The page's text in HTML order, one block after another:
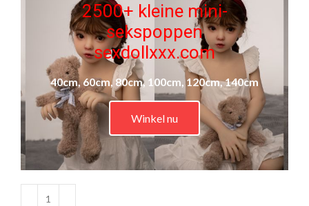
2500+ kleine mini-
sekspoppen
sexdollxxx.com
40cm, 60cm, 80cm, 100cm, 120cm, 140cm
Winkel nu